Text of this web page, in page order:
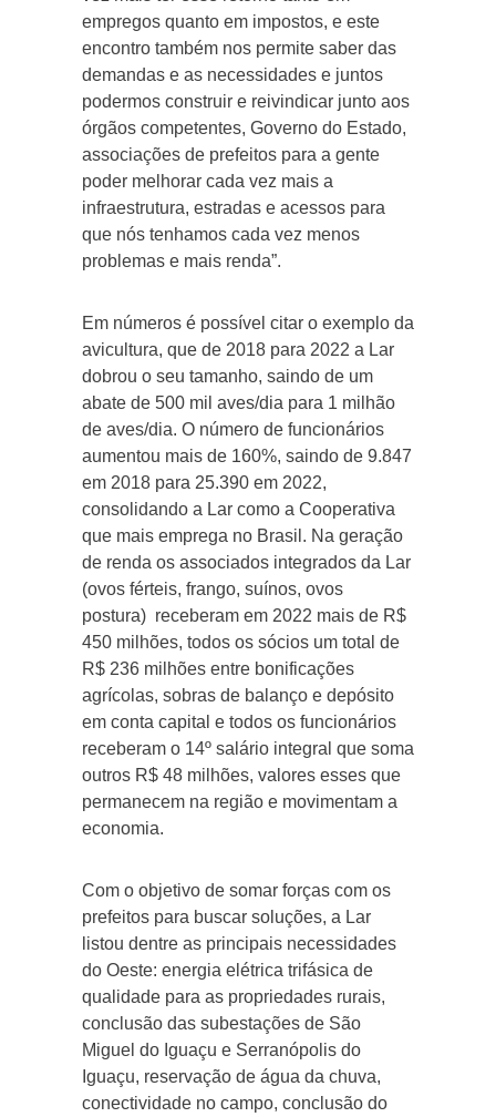
empregos quanto em impostos, e este
encontro também nos permite saber das
demandas e as necessidades e juntos
podermos construir e reivindicar junto aos
órgãos competentes, Governo do Estado,
associações de prefeitos para a gente
poder melhorar cada vez mais a
infraestrutura, estradas e acessos para
que nós tenhamos cada vez menos
problemas e mais renda”.
Em números é possível citar o exemplo da
avicultura, que de 2018 para 2022 a Lar
dobrou o seu tamanho, saindo de um
abate de 500 mil aves/dia para 1 milhão
de aves/dia. O número de funcionários
aumentou mais de 160%, saindo de 9.847
em 2018 para 25.390 em 2022,
consolidando a Lar como a Cooperativa
que mais emprega no Brasil. Na geração
de renda os associados integrados da Lar
(ovos férteis, frango, suínos, ovos
postura) receberam em 2022 mais de R$
450 milhões, todos os sócios um total de
R$ 236 milhões entre bonificações
agrícolas, sobras de balanço e depósito
em conta capital e todos os funcionários
receberam o 14º salário integral que soma
outros R$ 48 milhões, valores esses que
permanecem na região e movimentam a
economia.
Com o objetivo de somar forças com os
prefeitos para buscar soluções, a Lar
listou dentre as principais necessidades
do Oeste: energia elétrica trifásica de
qualidade para as propriedades rurais,
conclusão das subestações de São
Miguel do Iguaçu e Serranópolis do
Iguaçu, reservação de água da chuva,
conectividade no campo, conclusão do